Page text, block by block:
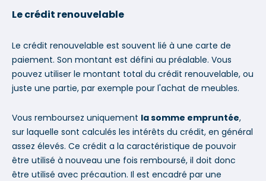
Le crédit renouvelable
Le crédit renouvelable est souvent lié à une carte de
paiement. Son montant est défini au préalable. Vous
pouvez utiliser le montant total du crédit renouvelable, ou
juste une partie, par exemple pour l'achat de meubles.
Vous remboursez uniquement la somme empruntée,
sur laquelle sont calculés les intérêts du crédit, en général
assez élevés. Ce crédit a la caractéristique de pouvoir
être utilisé à nouveau une fois remboursé, il doit donc
être utilisé avec précaution. Il est encadré par une